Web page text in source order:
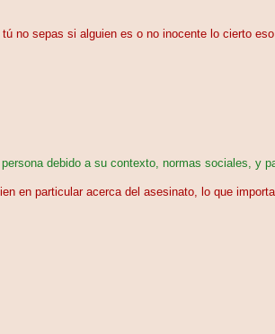
no sepas si alguien es o no inocente lo cierto
debido a su contexto, normas sociales, y
en particular acerca del asesinato, lo que